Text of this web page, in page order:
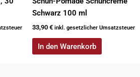
Schwarz 100 ml
33,90 € inkl. gesetzlicher Umsatzsteuer
In den Warenkorb